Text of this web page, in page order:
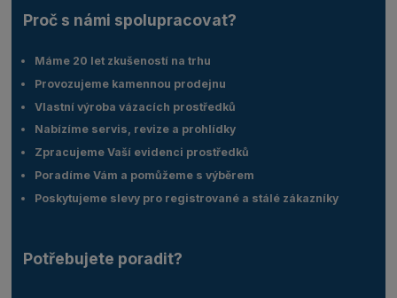
Proč s námi spolupracovat?
Máme 20 let zkušeností na trhu
Provozujeme kamennou prodejnu
Vlastní výroba vázacích prostředků
Nabízíme servis, revize a prohlídky
Zpracujeme Vaší evidenci prostředků
Poradíme Vám a pomůžeme s výběrem
Poskytujeme slevy pro registrované a stálé zákazníky
Potřebujete poradit?